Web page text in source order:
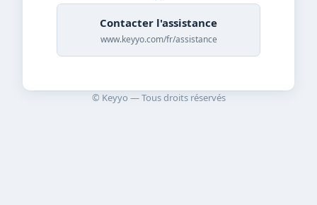
Contacter l'assistance
www.keyyo.com/fr/assistance
© Keyyo — Tous droits réservés